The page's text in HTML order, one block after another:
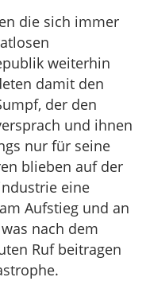
die sich immer
weiterhin
damit den
der den
und ihnen
nur für seine
blieben auf der
eine
Aufstieg und an
nach dem
Ruf beitragen